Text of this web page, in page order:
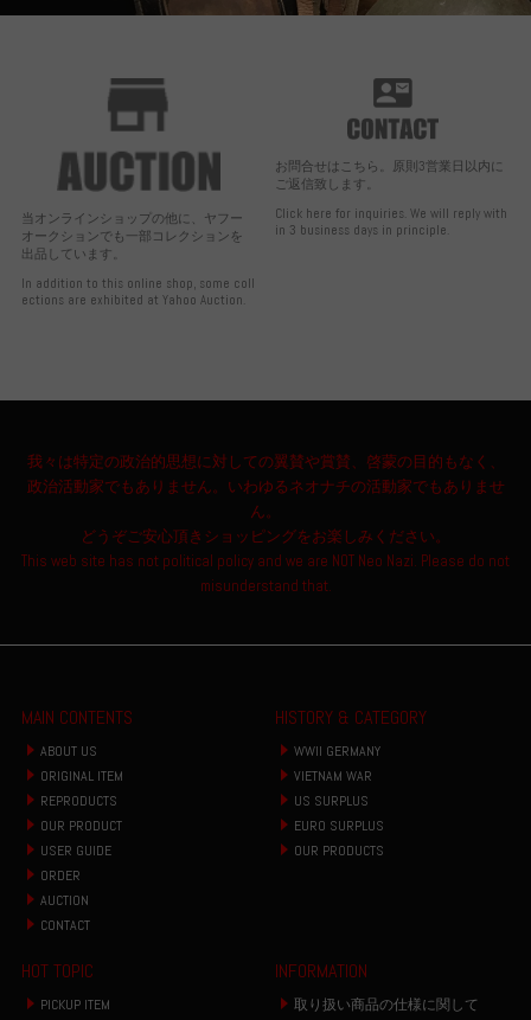
当オンラインショップの他に、ヤフー
オークションでも一部コレクションを
出品しています。
In addition to this online shop, some coll
ections are exhibited at Yahoo Auction.
お問合せはこちら。原則3営業日以内に
ご返信致します。
Click here for inquiries. We will reply with
in 3 business days in principle.
我々は特定の政治的思想に対しての翼賛や賞賛、啓蒙の目的もなく、
政治活動家でもありません。いわゆるネオナチの活動家でもありませ
ん。
どうぞご安心頂きショッピングをお楽しみください。
This web site has not political policy and we are NOT Neo Nazi. Please do not
misunderstand that.
MAIN CONTENTS
ABOUT US
ORIGINAL ITEM
REPRODUCTS
OUR PRODUCT
USER GUIDE
ORDER
AUCTION
CONTACT
HISTORY & CATEGORY
WWII GERMANY
VIETNAM WAR
US SURPLUS
EURO SURPLUS
OUR PRODUCTS
HOT TOPIC
PICKUP ITEM
INFORMATION
取り扱い商品の仕様に関して